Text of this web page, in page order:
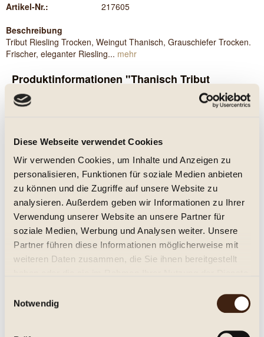
Diese Webseite verwendet Cookies
Wir verwenden Cookies, um Inhalte und Anzeigen zu
personalisieren, Funktionen für soziale Medien anbieten
zu können und die Zugriffe auf unsere Website zu
analysieren. Außerdem geben wir Informationen zu Ihrer
Verwendung unserer Website an unsere Partner für
soziale Medien, Werbung und Analysen weiter. Unsere
Partner führen diese Informationen möglicherweise mit
weiteren Daten zusammen, die Sie ihnen bereitgestellt
Notwendig
Artikel-Nr.:
217605
Beschreibung
Tribut Riesling Trocken, Weingut Thanisch, Grauschiefer Trocken.
Frischer, eleganter Riesling... mehr
Produktinformationen "Thanisch Tribut
Riesling 2025, trocken"
Grauschiefer
Trocken. Frischer, eleganter Riesling mit feinen Fruchtaromen
und charaktervollen Mineralität.
Weiterführende Links zu "Thanisch Tribut
Riesling 2025, trocken"
Fragen zum Artikel?
Weitere Artikel von Weingut Thanisch
Eigenschaften
Eigenschaften: